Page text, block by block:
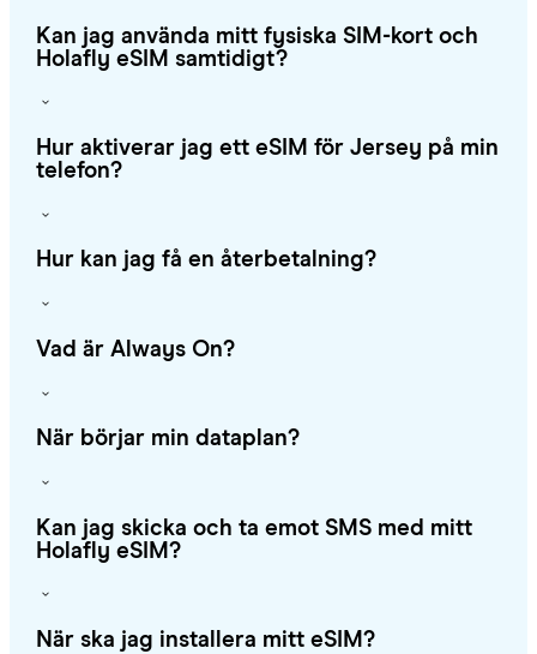
Kan jag använda mitt fysiska SIM-kort och
Holafly eSIM samtidigt?
Hur aktiverar jag ett eSIM för Jersey på min
telefon?
Hur kan jag få en återbetalning?
Vad är Always On?
När börjar min dataplan?
Kan jag skicka och ta emot SMS med mitt
Holafly eSIM?
När ska jag installera mitt eSIM?